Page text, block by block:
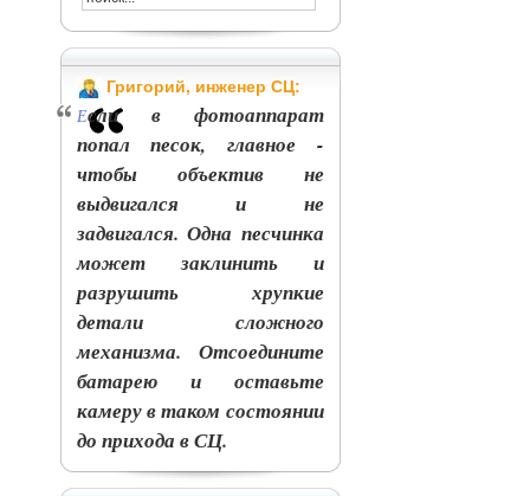
Григорий, инженер СЦ:
Если в фотоаппарат
попал песок, главное -
чтобы объектив не
выдвигался и не
задвигался. Одна песчинка
может заклинить и
разрушить хрупкие
детали сложного
механизма. Отсоедините
батарею и оставьте
камеру в таком состоянии
до прихода в СЦ.